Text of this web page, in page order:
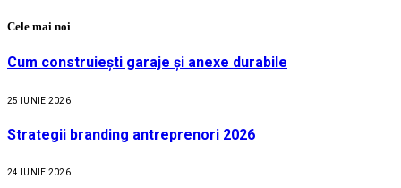
Cele mai noi
Cum construiești garaje și anexe durabile
25 IUNIE 2026
Strategii branding antreprenori 2026
24 IUNIE 2026